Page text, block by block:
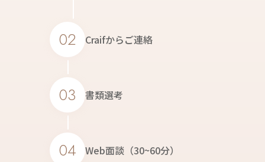
02 Craifからご連絡
03 書類選考
04 Web面談（30~60分）